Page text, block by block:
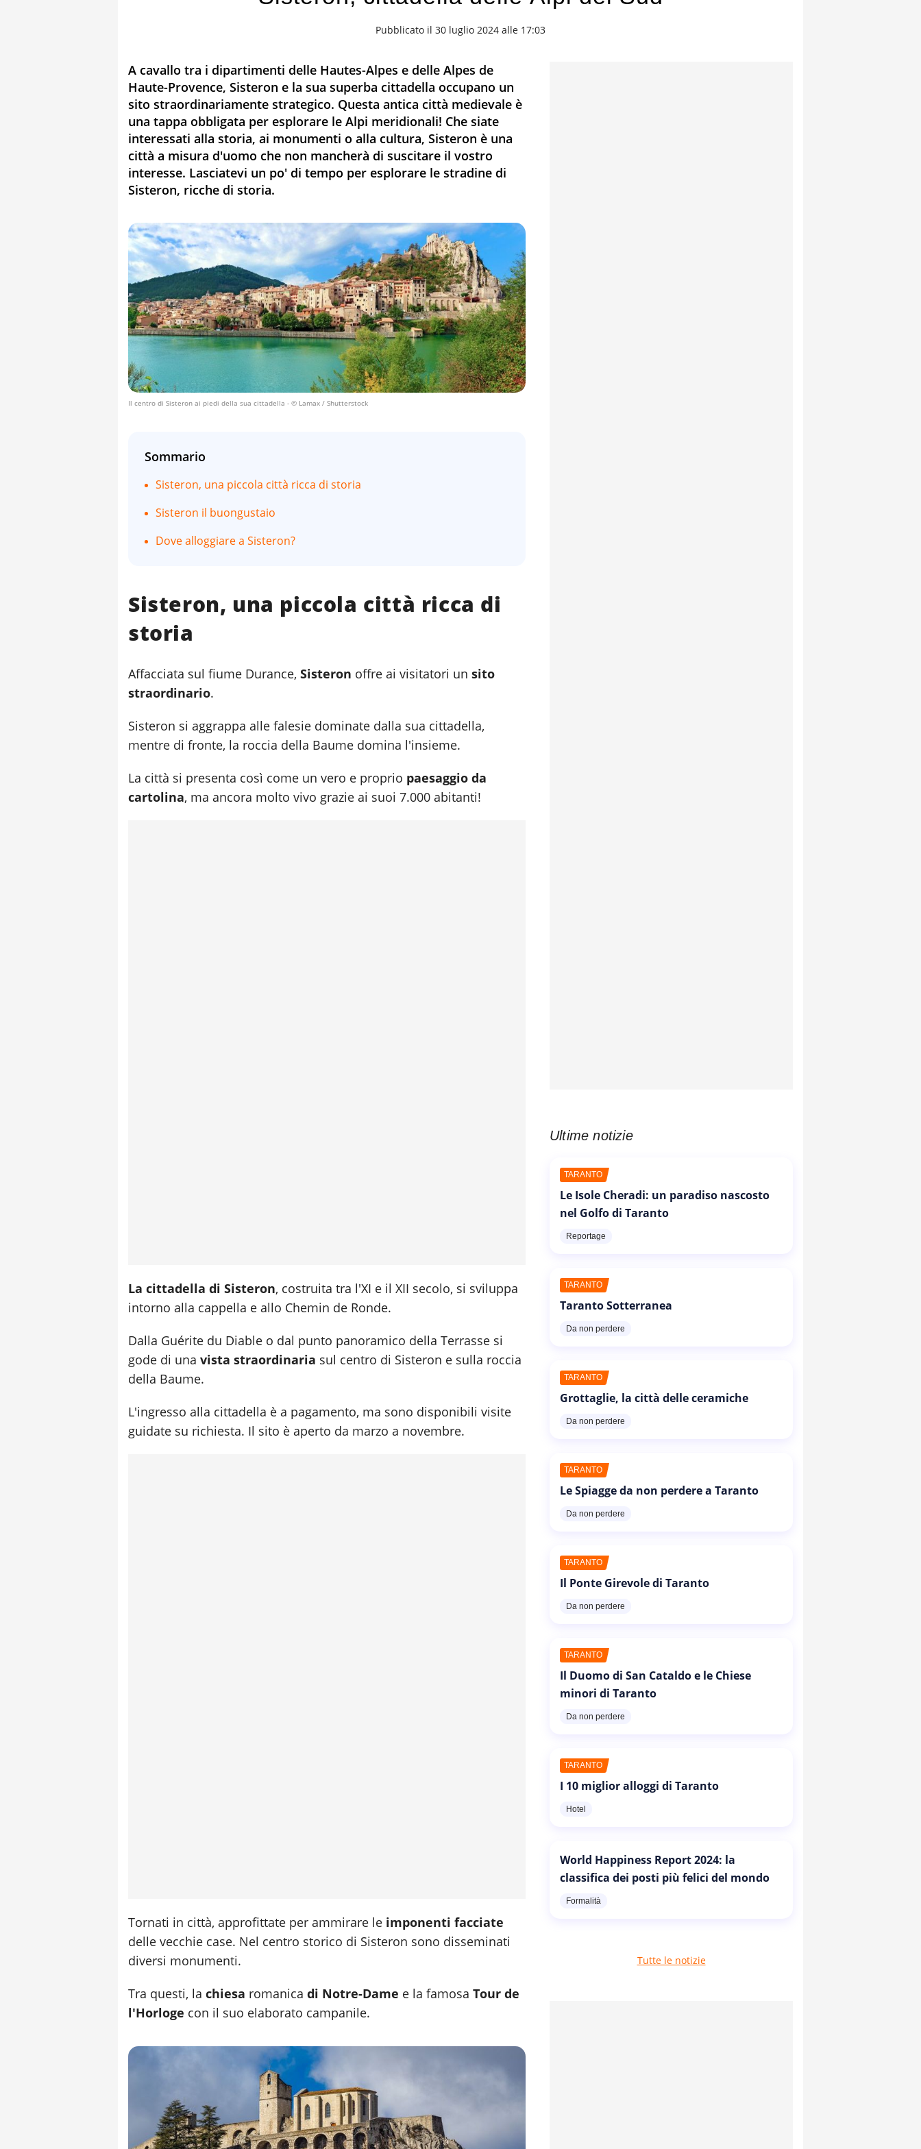
Pubblicato il 30 luglio 2024 alle 17:03
A cavallo tra i dipartimenti delle Hautes-Alpes e delle Alpes de
Haute-Provence, Sisteron e la sua superba cittadella occupano un
sito straordinariamente strategico. Questa antica città medievale è
una tappa obbligata per esplorare le Alpi meridionali! Che siate
interessati alla storia, ai monumenti o alla cultura, Sisteron è una
città a misura d'uomo che non mancherà di suscitare il vostro
interesse. Lasciatevi un po' di tempo per esplorare le stradine di
Sisteron, ricche di storia.
Il centro di Sisteron ai piedi della sua cittadella - © Lamax / Shutterstock
Sommario
Sisteron, una piccola città ricca di storia
Sisteron il buongustaio
Dove alloggiare a Sisteron?
Sisteron, una piccola città ricca di
storia
Affacciata sul fiume Durance, Sisteron offre ai visitatori un sito
straordinario.
Sisteron si aggrappa alle falesie dominate dalla sua cittadella,
mentre di fronte, la roccia della Baume domina l'insieme.
La città si presenta così come un vero e proprio paesaggio da
cartolina, ma ancora molto vivo grazie ai suoi 7.000 abitanti!
La cittadella di Sisteron, costruita tra l'XI e il XII secolo, si sviluppa
intorno alla cappella e allo Chemin de Ronde.
Dalla Guérite du Diable o dal punto panoramico della Terrasse si
gode di una vista straordinaria sul centro di Sisteron e sulla roccia
della Baume.
L'ingresso alla cittadella è a pagamento, ma sono disponibili visite
guidate su richiesta. Il sito è aperto da marzo a novembre.
Tornati in città, approfittate per ammirare le imponenti facciate
delle vecchie case. Nel centro storico di Sisteron sono disseminati
diversi monumenti.
Tra questi, la chiesa romanica di Notre-Dame e la famosa Tour de
l'Horloge con il suo elaborato campanile.
Ultime notizie
TARANTO
Le Isole Cheradi: un paradiso nascosto
nel Golfo di Taranto
Reportage
TARANTO
Taranto Sotterranea
Da non perdere
TARANTO
Grottaglie, la città delle ceramiche
Da non perdere
TARANTO
Le Spiagge da non perdere a Taranto
Da non perdere
TARANTO
Il Ponte Girevole di Taranto
Da non perdere
TARANTO
Il Duomo di San Cataldo e le Chiese
minori di Taranto
Da non perdere
TARANTO
I 10 miglior alloggi di Taranto
Hotel
World Happiness Report 2024: la
classifica dei posti più felici del mondo
Formalità
Tutte le notizie